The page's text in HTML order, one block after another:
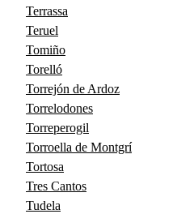
Terrassa
Teruel
Tomiño
Torelló
Torrejón de Ardoz
Torrelodones
Torreperogil
Torroella de Montgrí
Tortosa
Tres Cantos
Tudela